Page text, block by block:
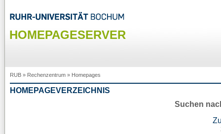
HOMEPAGESERVER
RUB » Rechenzentrum » Homepages
HOMEPAGEVERZEICHNIS
Suchen